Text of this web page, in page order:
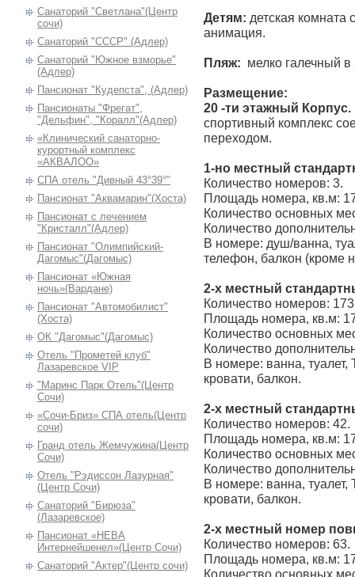
Санаторий "Светлана"(Центр
сочи)
Санаторий "СССР" (Адлер)
Cанаторий "Южное взморье"
(Адлер)
Пансионат "Кудепста", (Адлер)
Пансионаты "Фрегат",
"Дельфин", "Коралл"(Адлер)
«Клинический санаторно-
курортный комплекс
«АКВАЛОО»
СПА отель "Дивный 43°39°"
Пансионат "Аквамарин"(Хоста)
Пансионат с лечением
"Кристалл"(Адлер)
Пансионат "Олимпийский-
Дагомыс"(Дагомыс)
Пансионат «Южная
ночь»(Вардане)
Пансионат "Автомобилист"
(Хоста)
ОК "Дагомыc"(Дагомыс)
Отель "Прометей клуб"
Лазаревское VIP
"Маринс Парк Отель"(Центр
Сочи)
«Сочи-Бриз» СПА отель(Центр
сочи)
Гранд отель Жемчужина(Центр
Сочи)
Отель "Рэдиссон Лазурная"
(Центр Сочи)
Санаторий "Бирюза"
(Лазаревское)
Пансионат «НЕВА
Интернейшенел»(Центр Сочи)
Санаторий "Актер"(Центр сочи)
Детям: детская комната
анимация.
Пляж: мелко галечный
Размещение:
20 -ти этажный Корпус.
спортивный комплекс
переходом.
1-но местный
Количество номеров: 3.
Площадь номера, кв.м:
Количество основных
Количество
В номере: душ/ванна,
телефон, балкон (кроме
2-х местный
Количество номеров:
Площадь номера, кв.м:
Количество основных
Количество
В номере: ванна,
кровати, балкон.
2-х местный
Количество номеров: 42.
Площадь номера, кв.м:
Количество основных
Количество
В номере: ванна,
кровати, балкон.
2-х местный номер
Количество номеров: 63.
Площадь номера, кв.м:
Количество основных